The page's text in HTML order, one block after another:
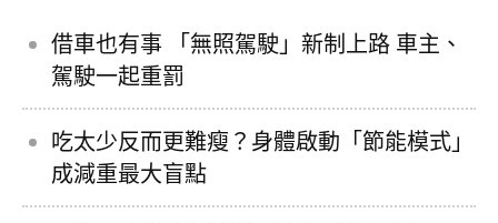
借車也有事 「無照駕駛」新制上路 車主、
駕駛一起重罰
吃太少反而更難瘦？身體啟動「節能模式」
成減重最大盲點